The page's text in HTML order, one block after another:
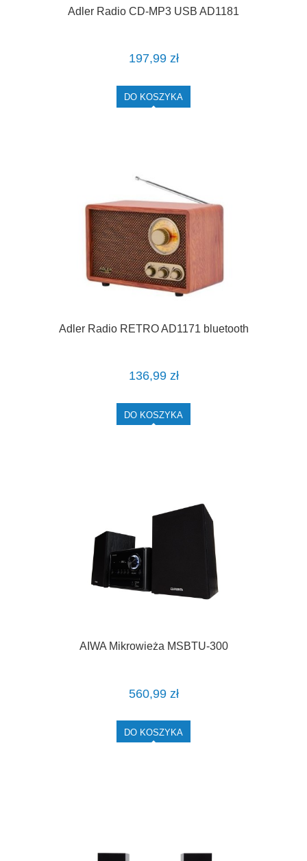
Adler Radio CD-MP3 USB AD1181
197,99 zł
DO KOSZYKA
Adler Radio RETRO AD1171 bluetooth
136,99 zł
DO KOSZYKA
AIWA Mikrowieża MSBTU-300
560,99 zł
DO KOSZYKA